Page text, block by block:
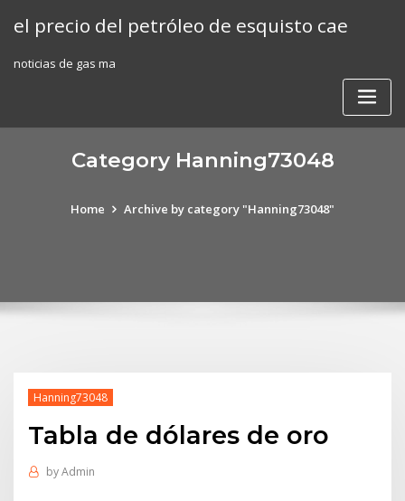
el precio del petróleo de esquisto cae
noticias de gas ma
Category Hanning73048
Home Archive by category "Hanning73048"
Hanning73048
Tabla de dólares de oro
byAdmin